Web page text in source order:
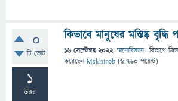
0
টি ভোট
1
উত্তর
কিভাবে মানুষের মস্তিষ্ক বৃদ্ধি
16 সেপ্টেম্বর 2022 "মনোবিজ্ঞান" বিভাগে
করেছেনMsknirob (6,760 পয়েন্ট)